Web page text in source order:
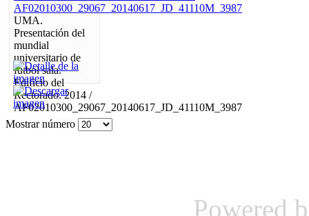
UMA.
Presentación del
mundial
universitario de
fútbol sala.
Edificio del
Rectorado. 2014 /
AF02010300_29067_20140617_JD_41110M_3987
Mostrar número
Powered